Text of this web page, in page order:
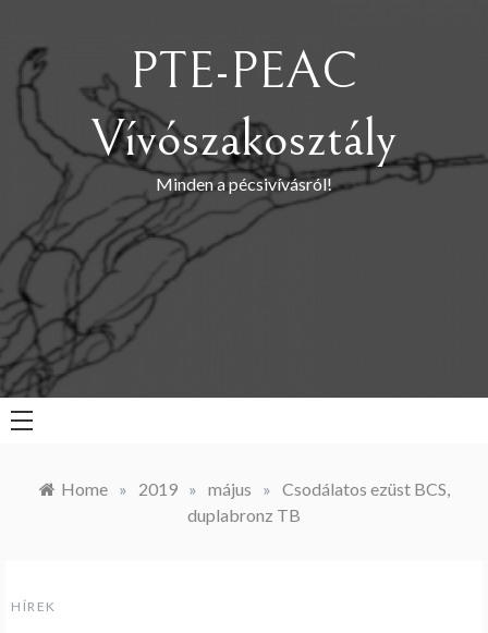
content
PTE-PEAC
Vívószakosztály
Minden a pécsivívásról!
Home » 2019 » május » Csodálatos ezüst BCS,
duplabronz TB
HÍREK